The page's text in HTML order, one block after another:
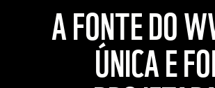
A FONTE DO
ÚNICA E